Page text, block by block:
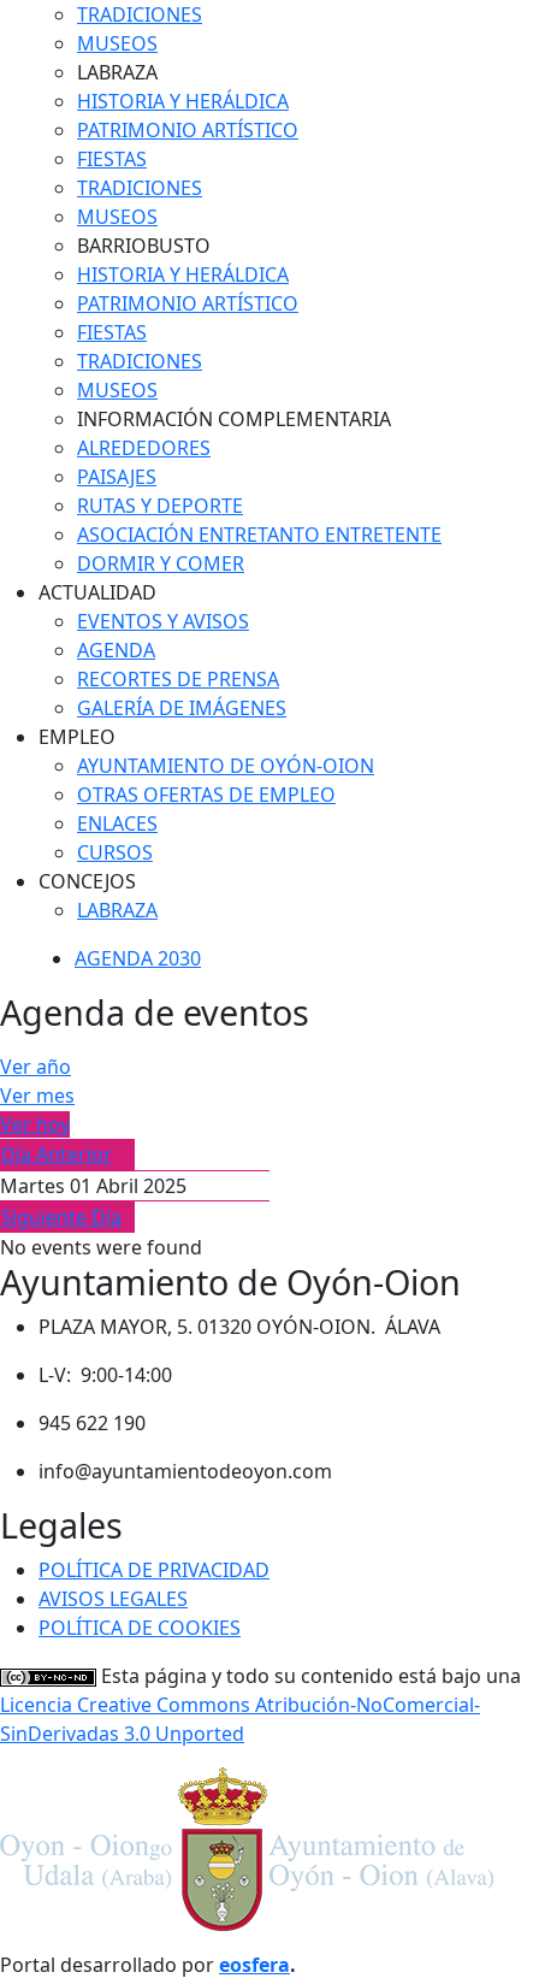
TRADICIONES
MUSEOS
LABRAZA
HISTORIA Y HERÁLDICA
PATRIMONIO ARTÍSTICO
FIESTAS
TRADICIONES
MUSEOS
BARRIOBUSTO
HISTORIA Y HERÁLDICA
PATRIMONIO ARTÍSTICO
FIESTAS
TRADICIONES
MUSEOS
INFORMACIÓN COMPLEMENTARIA
ALREDEDORES
PAISAJES
RUTAS Y DEPORTE
ASOCIACIÓN ENTRETANTO ENTRETENTE
DORMIR Y COMER
ACTUALIDAD
EVENTOS Y AVISOS
AGENDA
RECORTES DE PRENSA
GALERÍA DE IMÁGENES
EMPLEO
AYUNTAMIENTO DE OYÓN-OION
OTRAS OFERTAS DE EMPLEO
ENLACES
CURSOS
CONCEJOS
LABRAZA
AGENDA 2030
Agenda de eventos
Ver año
Ver mes
Ver hoy
Día Anterior
Martes 01 Abril 2025
Siguiente Día
No events were found
Ayuntamiento de Oyón-Oion
PLAZA MAYOR, 5. 01320 OYÓN-OION. ÁLAVA
L-V: 9:00-14:00
945 622 190
info@ayuntamientodeoyon.com
Legales
POLÍTICA DE PRIVACIDAD
AVISOS LEGALES
POLÍTICA DE COOKIES
Esta página y todo su contenido está bajo una
Licencia Creative Commons Atribución-NoComercial-
SinDerivadas 3.0 Unported
Portal desarrollado poreosfera.